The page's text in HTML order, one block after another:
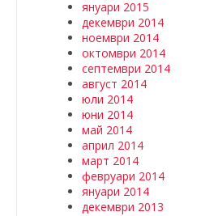
януари 2015
декември 2014
ноември 2014
октомври 2014
септември 2014
август 2014
юли 2014
юни 2014
май 2014
април 2014
март 2014
февруари 2014
януари 2014
декември 2013